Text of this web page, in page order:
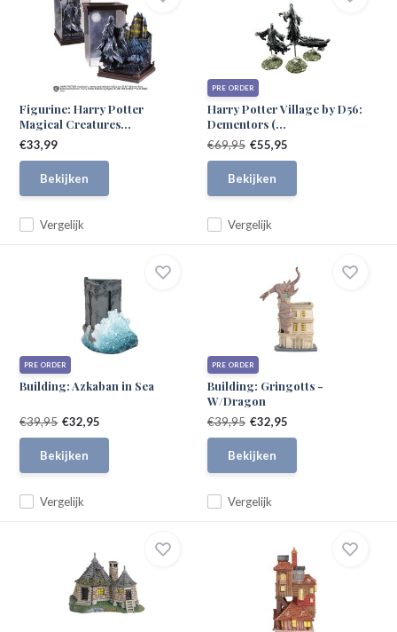
Figurine: Harry Potter
Magical Creatures...
Vergelijk
€33,99
Bekijken
PRE ORDER
Harry Potter Village by D56:
Dementors (...
Vergelijk
€69,95 €55,95
Bekijken
PRE ORDER
Building: Azkaban in Sea
Vergelijk
€39,95 €32,95
Bekijken
PRE ORDER
Building: Gringotts -
W/Dragon
Vergelijk
€39,95 €32,95
Bekijken